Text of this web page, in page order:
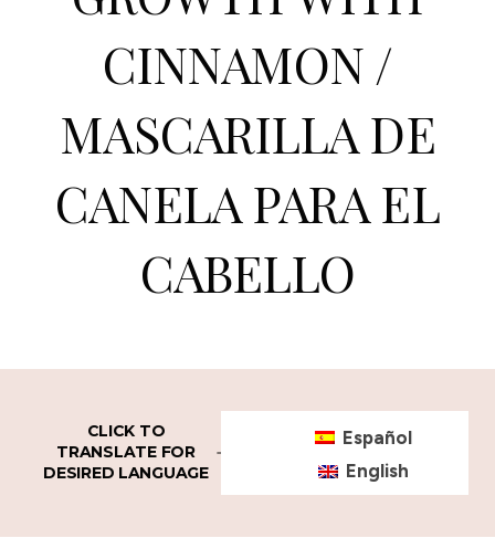
CINNAMON /
MASCARILLA DE
CANELA PARA EL
CABELLO
CLICK TO
TRANSLATE FOR
DESIRED LANGUAGE
Español
English